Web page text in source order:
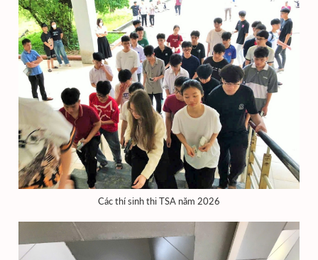
Các thí sinh thi TSA năm 2026